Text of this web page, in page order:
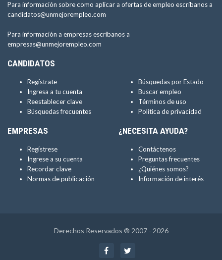
Para información sobre como aplicar a ofertas de empleo escríbanos a
candidatos@unmejorempleo.com
Para información a empresas escríbanos a
empresas@unmejorempleo.com
CANDIDATOS
Regístrate
Ingresa a tu cuenta
Reestablecer clave
Búsquedas frecuentes
Búsquedas por Estado
Buscar empleo
Términos de uso
Política de privacidad
EMPRESAS
Regístrese
Ingrese a su cuenta
Recordar clave
Normas de publicación
¿NECESITA AYUDA?
Contáctenos
Preguntas frecuentes
¿Quiénes somos?
Información de interés
Derechos Reservados ® 2007 - 2026
Facebook